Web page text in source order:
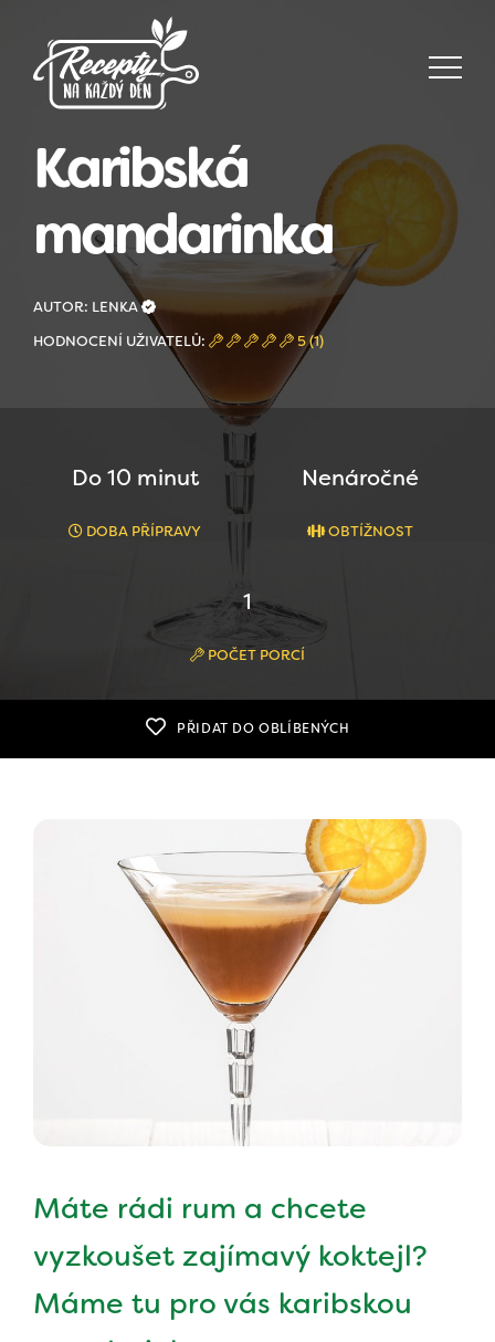
Karibská
mandarinka
AUTOR: LENKA
HODNOCENÍ UŽIVATELŮ:
5 (1)
Do 10 minut
DOBA PŘÍPRAVY
Nenáročné
OBTÍŽNOST
1
POČET PORCÍ
PŘIDAT DO OBLÍBENÝCH
Máte rádi rum a chcete
vyzkoušet zajímavý koktejl?
Máme tu pro vás karibskou